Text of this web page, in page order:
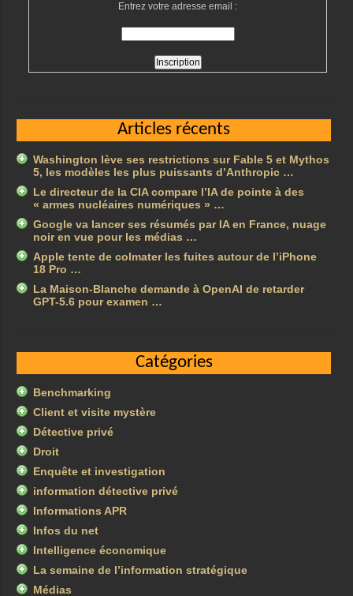
Entrez votre adresse email :
Articles récents
Washington lève ses restrictions sur Fable 5 et Mythos
5, les modèles les plus puissants d’Anthropic …
Le directeur de la CIA compare l’IA de pointe à des
« armes nucléaires numériques » …
Google va lancer ses résumés par IA en France, nuage
noir en vue pour les médias …
Apple tente de colmater les fuites autour de l’iPhone
18 Pro …
La Maison-Blanche demande à OpenAI de retarder
GPT-5.6 pour examen …
Catégories
Benchmarking
Client et visite mystère
Détective privé
Droit
Enquête et investigation
information détective privé
Informations APR
Infos du net
Intelligence économique
La semaine de l’information stratégique
Médias